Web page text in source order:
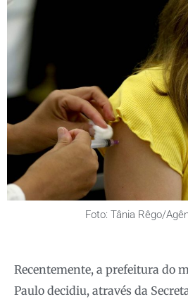
Foto: Tânia Rêgo/
Recentemente, a prefeitura do
Paulo decidiu, através da